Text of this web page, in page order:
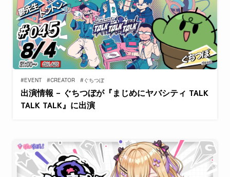
#EVENT #CREATOR #ぐちつぼ
出演情報 – ぐちつぼが『まじめにヤバシティ TALK
TALK TALK』に出演